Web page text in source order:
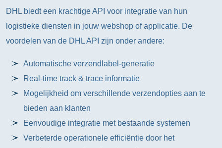
DHL biedt een krachtige API voor integratie van hun
logistieke diensten in jouw webshop of applicatie. De
voordelen van de DHL API zijn onder andere:
Automatische verzendlabel-generatie
Real-time track & trace informatie
Mogelijkheid om verschillende verzendopties aan te
bieden aan klanten
Eenvoudige integratie met bestaande systemen
Verbeterde operationele efficiëntie door het